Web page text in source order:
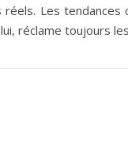
réels. Les tendances
réclame toujours